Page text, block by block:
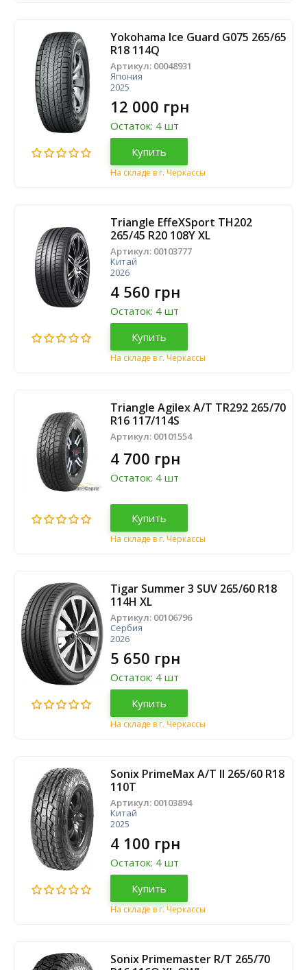
Yokohama Ice Guard G075 265/65
R18 114Q
Артикул: 00048931
Япония
2025
12 000 грн
Остаток: 4 шт
Купить
На складе в г. Черкассы
Triangle EffeXSport TH202
265/45 R20 108Y XL
Артикул: 00103777
Китай
2026
4 560 грн
Остаток: 4 шт
Купить
На складе в г. Черкассы
Triangle Agilex A/T TR292 265/70
R16 117/114S
Артикул: 00101554
4 700 грн
Остаток: 4 шт
Купить
На складе в г. Черкассы
Tigar Summer 3 SUV 265/60 R18
114H XL
Артикул: 00106796
Сербия
2026
5 650 грн
Остаток: 4 шт
Купить
На складе в г. Черкассы
Sonix PrimeMax A/T II 265/60 R18
110T
Артикул: 00103894
Китай
2025
4 100 грн
Остаток: 4 шт
Купить
На складе в г. Черкассы
Sonix Primemaster R/T 265/70